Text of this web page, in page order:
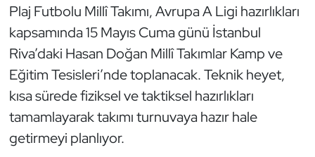
Plaj Futbolu Millî Takımı, Avrupa A Ligi hazırlıkları
kapsamında 15 Mayıs Cuma günü İstanbul
Riva’daki Hasan Doğan Millî Takımlar Kamp ve
Eğitim Tesisleri’nde toplanacak. Teknik heyet,
kısa sürede fiziksel ve taktiksel hazırlıkları
tamamlayarak takımı turnuvaya hazır hale
getirmeyi planlıyor.
Hava Sporları
Hentbol
İşitme Engelli Sporcular
Judo ve Kuraş